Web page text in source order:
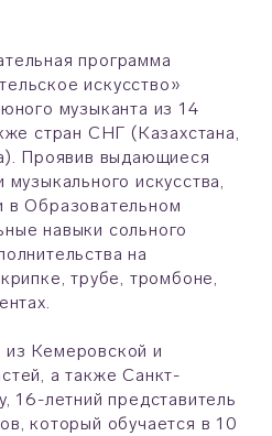
программа
искусство»
музыканта из 14
стран СНГ (Казахстана,
Проявив выдающиеся
искусства,
в Образовательном
навыки сольного
на
трубе, тромбоне,
Кемеровской и
а также Санкт-
16-летний представитель
который обучается в 10